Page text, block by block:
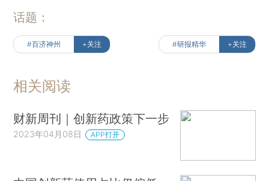
话题：
#百济神州 +关注 #研报精华 +关注
相关阅读
财新周刊｜创新药政策下一步
2023年04月08日 APP打开